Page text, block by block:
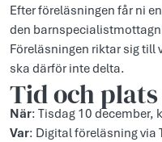
Efter föreläsningen får ni
den
Föreläsningen riktar sig till
ska därför inte delta.
Tid och plats
När: Tisdag 10 december,
Var: Digital föreläsning via